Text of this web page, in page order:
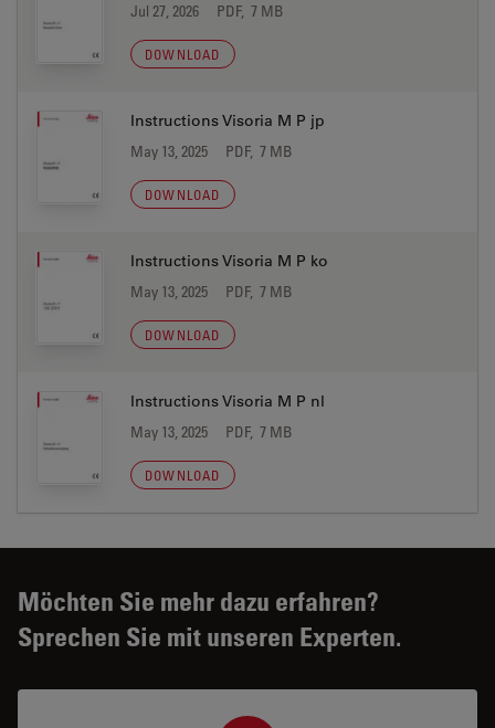
Jul 27, 2026 PDF, 7 MB
DOWNLOAD
Instructions Visoria M P jp
May 13, 2025 PDF, 7 MB
DOWNLOAD
Instructions Visoria M P ko
May 13, 2025 PDF, 7 MB
DOWNLOAD
Instructions Visoria M P nl
May 13, 2025 PDF, 7 MB
DOWNLOAD
Möchten Sie mehr dazu erfahren?
Sprechen Sie mit unseren Experten.